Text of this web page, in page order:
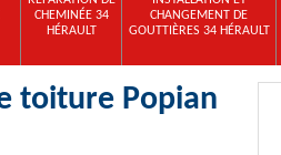
CHEMINÉE 34
HÉRAULT
CHANGEMENT DE
GOUTTIÈRES 34 HÉRAULT
toiture Popian